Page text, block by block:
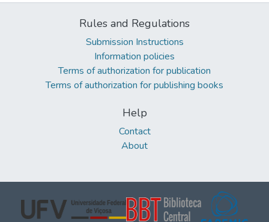
Rules and Regulations
Submission Instructions
Information policies
Terms of authorization for publication
Terms of authorization for publishing books
Help
Contact
About